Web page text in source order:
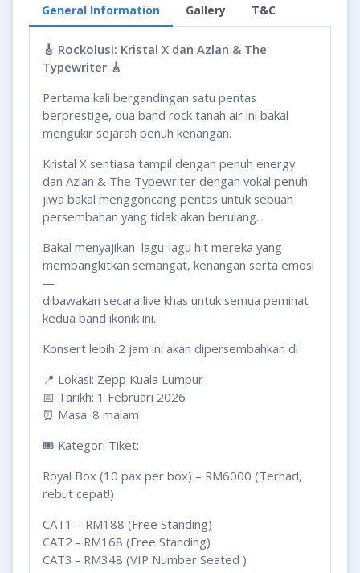
General Information Gallery T&C
🎸 Rockolusi: Kristal X dan Azlan & The
Typewriter 🎸
Pertama kali bergandingan satu pentas
berprestige, dua band rock tanah air ini bakal
mengukir sejarah penuh kenangan.
Kristal X sentiasa tampil dengan penuh energy
dan Azlan & The Typewriter dengan vokal penuh
jiwa bakal menggoncang pentas untuk sebuah
persembahan yang tidak akan berulang.
Bakal menyajikan lagu-lagu hit mereka yang
membangkitkan semangat, kenangan serta emosi
—
dibawakan secara live khas untuk semua peminat
kedua band ikonik ini.
Konsert lebih 2 jam ini akan dipersembahkan di
📍 Lokasi: Zepp Kuala Lumpur
📅 Tarikh: 1 Februari 2026
⏰ Masa: 8 malam
🎟️ Kategori Tiket:
Royal Box (10 pax per box) – RM6000 (Terhad,
rebut cepat!)
CAT1 – RM188 (Free Standing)
CAT2 - RM168 (Free Standing)
CAT3 - RM348 (VIP Number Seated )